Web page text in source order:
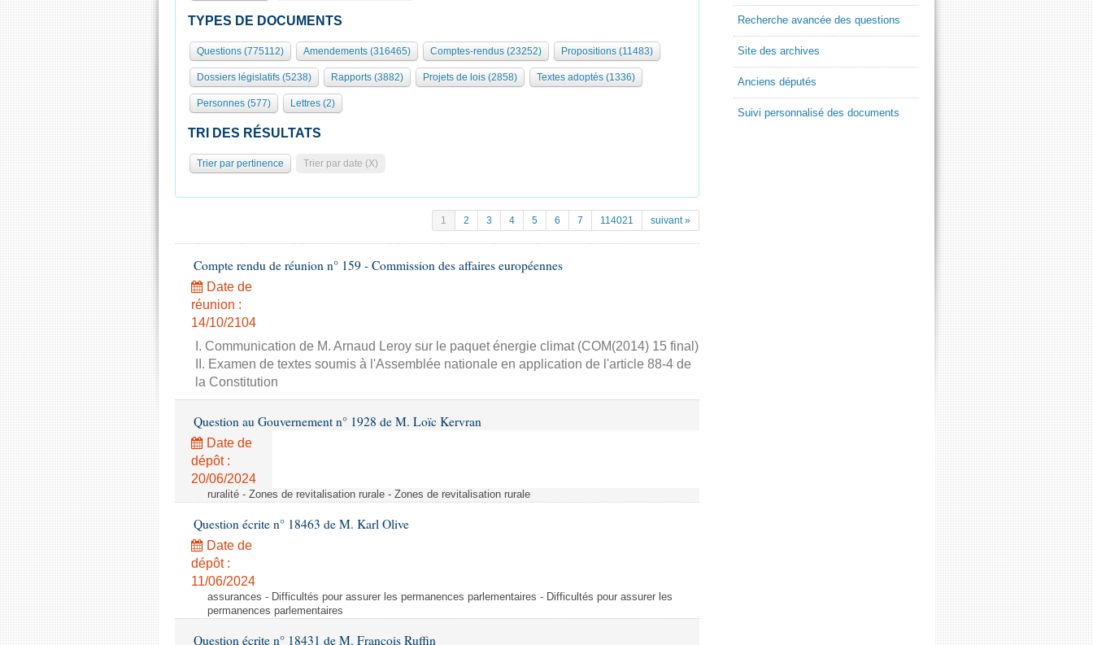
TYPES DE DOCUMENTS
Questions (775112) Amendements (316465) Comptes-rendus (23252) Propositions (11483)
Dossiers législatifs (5238) Rapports (3882) Projets de lois (2858) Textes adoptés (1336)
Personnes (577) Lettres (2)
TRI DES RÉSULTATS
Trier par pertinence Trier par date (X)
1 2 3 4 5 6 7 114021 suivant »
Compte rendu de réunion n° 159 - Commission des affaires européennes
Date de
réunion :
14/10/2104
I. Communication de M. Arnaud Leroy sur le paquet énergie climat (COM(2014) 15 final)
II. Examen de textes soumis à l'Assemblée nationale en application de l'article 88-4 de
la Constitution
Question au Gouvernement n° 1928 de M. Loïc Kervran
Date de
dépôt :
20/06/2024
ruralité - Zones de revitalisation rurale - Zones de revitalisation rurale
Question écrite n° 18463 de M. Karl Olive
Date de
dépôt :
11/06/2024
assurances - Difficultés pour assurer les permanences parlementaires - Difficultés pour assurer les
permanences parlementaires
Question écrite n° 18431 de M. François Ruffin
Recherche avancée des questions
Site des archives
Anciens députés
Suivi personnalisé des documents